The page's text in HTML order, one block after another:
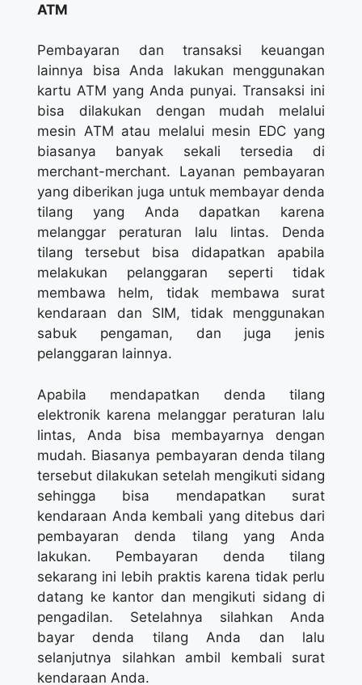
ATM
Pembayaran dan transaksi keuangan
lainnya bisa Anda lakukan menggunakan
kartu ATM yang Anda punyai. Transaksi ini
bisa dilakukan dengan mudah melalui
mesin ATM atau melalui mesin EDC yang
biasanya banyak sekali tersedia di
merchant-merchant. Layanan pembayaran
yang diberikan juga untuk membayar denda
tilang yang Anda dapatkan karena
melanggar peraturan lalu lintas. Denda
tilang tersebut bisa didapatkan apabila
melakukan pelanggaran seperti tidak
membawa helm, tidak membawa surat
kendaraan dan SIM, tidak menggunakan
sabuk pengaman, dan juga jenis
pelanggaran lainnya.
Apabila mendapatkan denda tilang
elektronik karena melanggar peraturan lalu
lintas, Anda bisa membayarnya dengan
mudah. Biasanya pembayaran denda tilang
tersebut dilakukan setelah mengikuti sidang
sehingga bisa mendapatkan surat
kendaraan Anda kembali yang ditebus dari
pembayaran denda tilang yang Anda
lakukan. Pembayaran denda tilang
sekarang ini lebih praktis karena tidak perlu
datang ke kantor dan mengikuti sidang di
pengadilan. Setelahnya silahkan Anda
bayar denda tilang Anda dan lalu
selanjutnya silahkan ambil kembali surat
kendaraan Anda.